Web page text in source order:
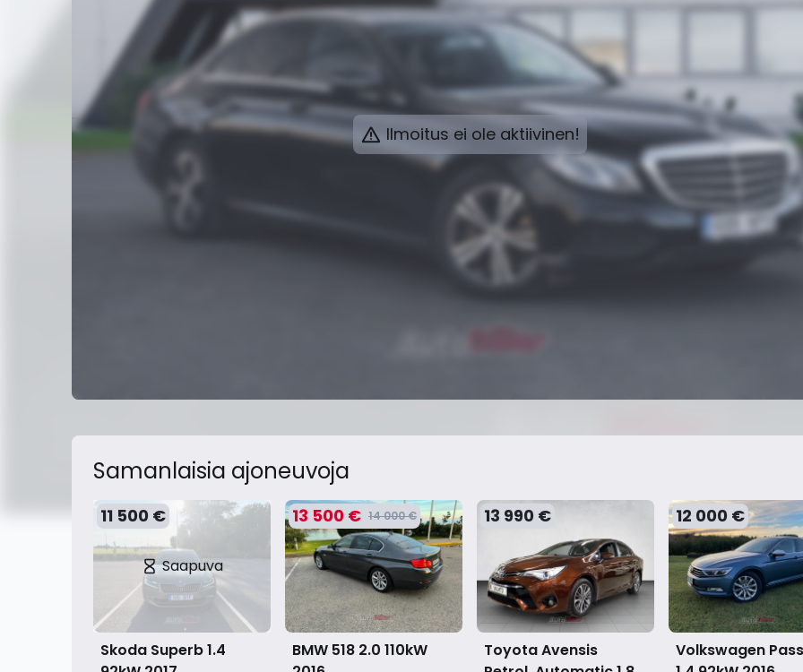
Ilmoitus ei ole aktiivinen!
Samanlaisia ​​ajoneuvoja
Saapuva
11 500 €
Skoda Superb 1.4
13 500 € 14 000 €
BMW 518 2.0 110kW
13 990 €
Toyota Avensis
12 000 €
Volkswagen